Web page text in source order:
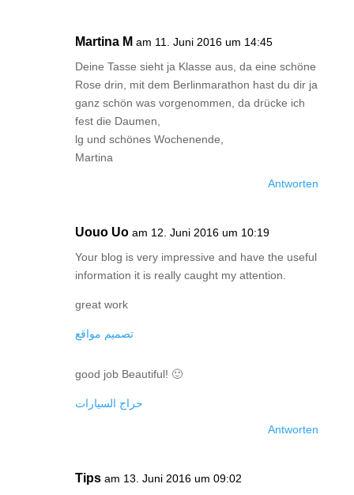
Martina M am 11. Juni 2016 um 14:45
Deine Tasse sieht ja Klasse aus, da eine schöne
Rose drin, mit dem Berlinmarathon hast du dir ja
ganz schön was vorgenommen, da drücke ich
fest die Daumen,
lg und schönes Wochenende,
Martina
Antworten
Uouo Uo am 12. Juni 2016 um 10:19
Your blog is very impressive and have the useful
information it is really caught my attention.
great work
تصميم مواقع
good job Beautiful! 🙂
حراج السيارات
Antworten
Tips am 13. Juni 2016 um 09:02